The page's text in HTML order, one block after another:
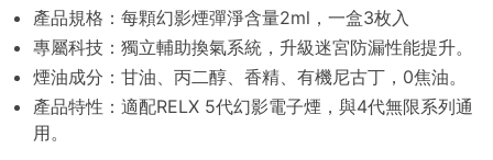
產品規格：每顆幻影煙彈淨含量2ml，一盒3枚入
專屬科技：獨立輔助換氣系統，升級迷宮防漏性能提升。
煙油成分：甘油、丙二醇、香精、有機尼古丁，0焦油。
產品特性：適配RELX 5代幻影電子煙，與4代無限系列通
用。